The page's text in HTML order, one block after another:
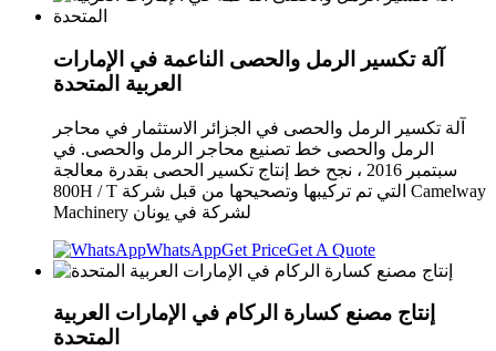
آلة تكسير الرمل والحصى الناعمة في الإمارات
العربية المتحدة
آلة تكسير الرمل والحصى في الجزائر الاستثمار في محاجر
الرمل والحصى خط تصنيع محاجر الرمل والحصى. في
سبتمبر 2016 ، نجح خط إنتاج تكسير الحصى بقدرة معالجة
800H / T التي تم تركيبها وتصحيحها من قبل شركة Camelway
Machinery لشركة في يونان
WhatsAppGet PriceGet A Quote
إنتاج مصنع كسارة الركام في الإمارات العربية
المتحدة